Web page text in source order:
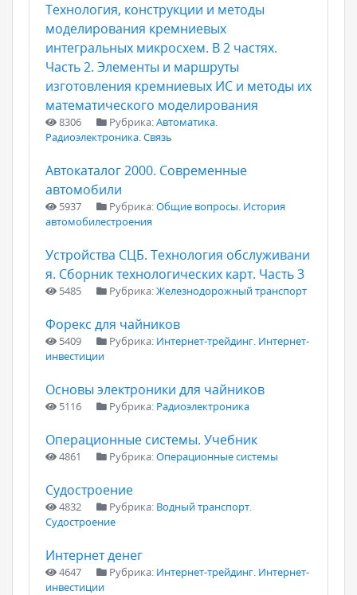
Технология, конструкции и методы
моделирования кремниевых
интегральных микросхем. В 2 частях.
Часть 2. Элементы и маршруты
изготовления кремниевых ИС и методы их
математического моделирования
8306 Рубрика:Автоматика.
Радиоэлектроника. Связь
Автокаталог 2000. Современные
автомобили
5937 Рубрика:Общие вопросы. История
автомобилестроения
Устройства СЦБ. Технология обслуживани
я. Сборник технологических карт. Часть 3
5485 Рубрика:Железнодорожный транспорт
Форекс для чайников
5409 Рубрика: Интернет-трейдинг. Интернет-
инвестиции
Основы электроники для чайников
5116 Рубрика: Радиоэлектроника
Операционные системы. Учебник
4861 Рубрика:Операционные системы
Судостроение
4832 Рубрика: Водный транспорт.
Судостроение
Интернет денег
4647 Рубрика: Интернет-трейдинг. Интернет-
инвестиции